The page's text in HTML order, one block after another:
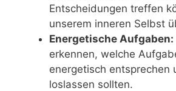
Entscheidungen treffen
unserem inneren Selbst
Energetische Aufgaben:
erkennen, welche
energetisch entsprechen
loslassen sollten.